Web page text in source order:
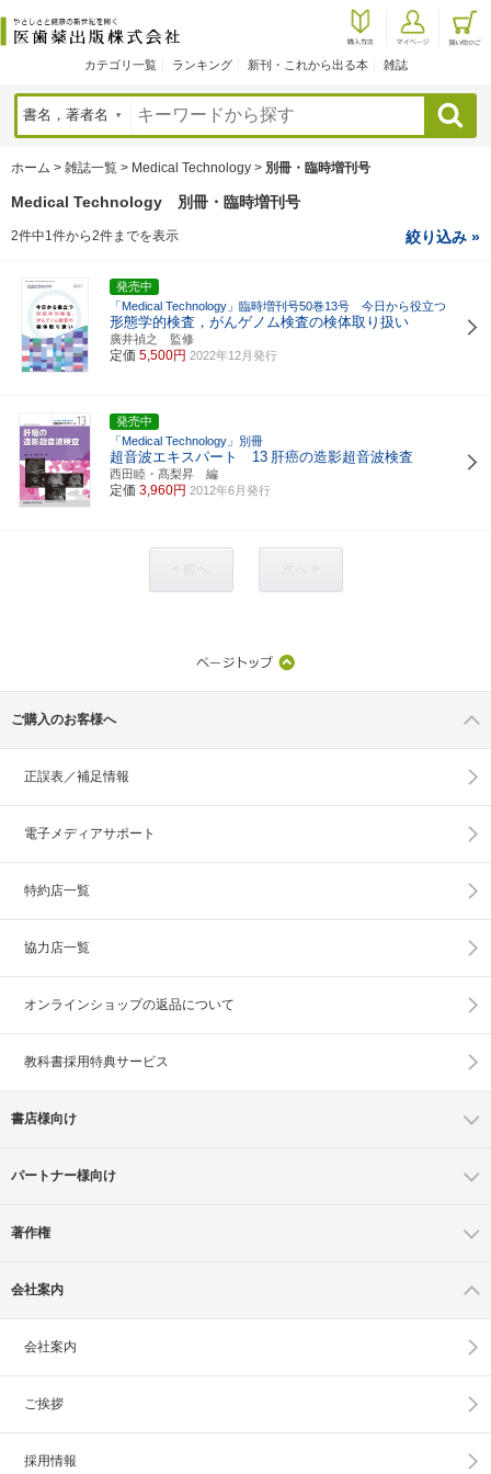
カテゴリ一覧 ランキング 新刊・これから出る本 雑誌
検索
ホーム > 雑誌一覧 > Medical Technology > 別冊・臨時増刊号
Medical Technology 別冊・臨時増刊号
2件中1件から2件までを表示 絞り込み »
発売中
「Medical Technology」臨時増刊号50巻13号 今日から役立つ
形態学的検査，がんゲノム検査の検体取り扱い
廣井禎之 監修
定価 5,500円 2022年12月発行
発売中
「Medical Technology」別冊
超音波エキスパート 13 肝癌の造影超音波検査
西田睦・髙梨昇 編
定価 3,960円 2012年6月発行
ご購入のお客様へ
正誤表／補足情報
電子メディアサポート
特約店一覧
協力店一覧
オンラインショップの返品について
教科書採用特典サービス
書店様向け
パートナー様向け
著作権
会社案内
会社案内
ご挨拶
採用情報